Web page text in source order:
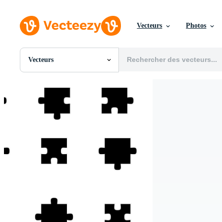
Vecteurs Photos
Vecteurs
Toutes Images
PSDs
SVGs
Motion graphics
Images Éditoriales